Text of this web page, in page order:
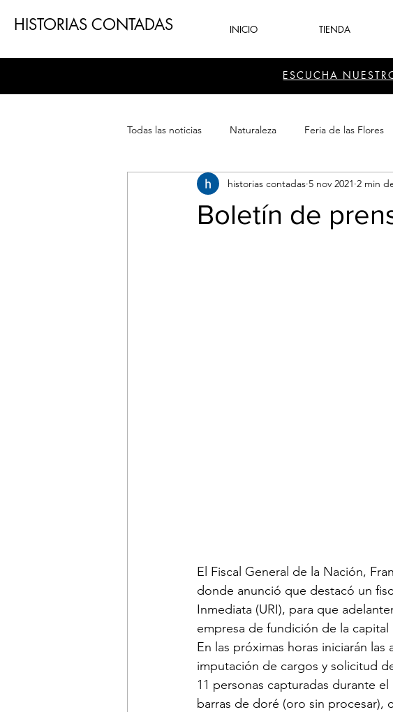
HISTORIAS CONTADAS INICIO TIENDA
ESCUCHA
Todas las noticias Naturaleza Feria de las Flores
Patrimonio Sector Cultura
Boletín de
historias contadas 5 nov 2021 2 min
El Fiscal General de la Nación,
donde anunció que destacó un
Inmediata (URI), para que
empresa de fundición de la capital
En las próximas horas iniciarán
imputación de cargos y solicitud
11 personas capturadas durante
barras de doré (oro sin procesar),